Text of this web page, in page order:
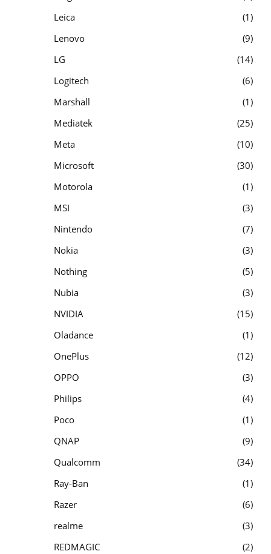
Leica
1
Lenovo
9
LG
14
Logitech
6
Marshall
1
Mediatek
25
Meta
10
Microsoft
30
Motorola
1
MSI
3
Nintendo
7
Nokia
3
Nothing
5
Nubia
3
NVIDIA
15
Oladance
1
OnePlus
12
OPPO
3
Philips
4
Poco
1
QNAP
9
Qualcomm
34
Ray-Ban
1
Razer
6
realme
3
REDMAGIC
2